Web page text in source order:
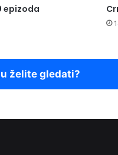
epizoda
želite gledati?